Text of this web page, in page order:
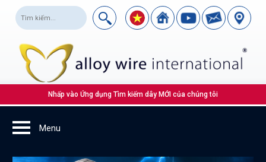
Nhấp vào Ứng dụng Tìm kiếm dây MỚI của chúng tôi